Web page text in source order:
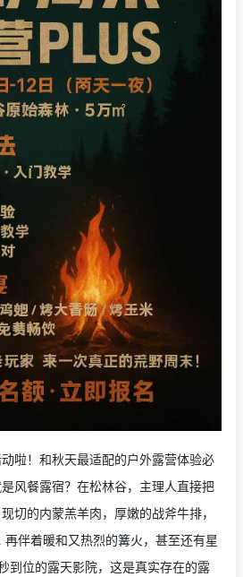
啦！和秋天最适配的户外露营体验必
风餐露宿？在松林谷，主理人直接把
切的内蒙羔羊肉，厚嫩的战斧牛排，
伴着暖和又热烈的篝火，甚至还有星
到位的露天影院，这是真实存在的露